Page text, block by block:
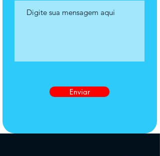
Enviar